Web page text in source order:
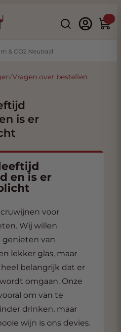
Search
& CO2 Neutraal
/Vragen over bestellen
is er
en is er
voor
Wij willen
genieten van
lekker glas, maar
belangrijk dat er
omgaan. Onze
om van te
drinken, maar
wijn is ons devies.